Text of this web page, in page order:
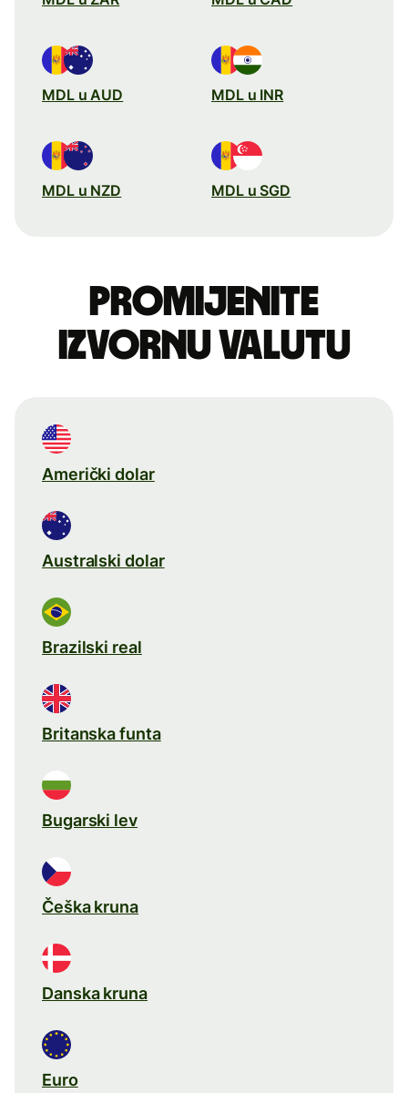
MDL u AUD MDL u INR
MDL u NZD MDL u SGD
Promijenite
izvornu valutu
Američki dolar
Australski dolar
Brazilski real
Britanska funta
Bugarski lev
Češka kruna
Danska kruna
Euro